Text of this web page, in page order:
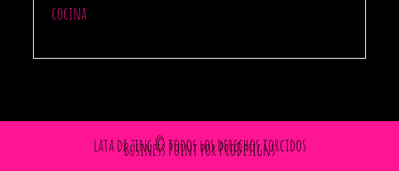
cocina
lata de zinc © todos los derechos torcidos
Business Point porProDesigns